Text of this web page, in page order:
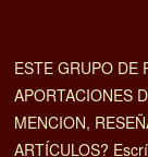
ESTE GRUPO DE
APORTACIONES
MENCION,
ARTÍCULOS?